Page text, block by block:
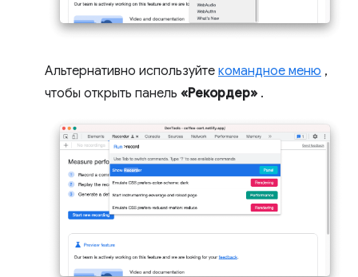
Альтернативно используйте командное меню ,
чтобы открыть панель «Рекордер» .